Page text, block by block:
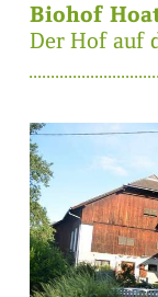
Biohof
Der Hof auf